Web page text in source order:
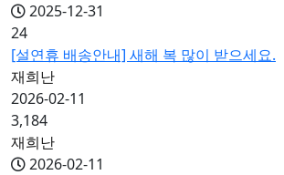
2025-12-31
24
[설연휴 배송안내] 새해 복 많이 받으세요.
재희난
2026-02-11
3,184
재희난
2026-02-11